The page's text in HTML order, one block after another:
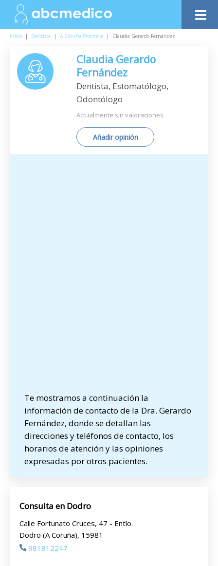
Inicio | Dentista | A Coruña Provincia | Claudia Gerardo Fernández
Claudia Gerardo
Fernández
Dentista, Estomatólogo,
Odontólogo
Actualmente sin valoraciones
Añadir opinión
Te mostramos a continuación la
información de contacto de la Dra. Gerardo
Fernández, donde se detallan las
direcciones y teléfonos de contacto, los
horarios de atención y las opiniones
expresadas por otros pacientes.
Consulta en Dodro
Calle Fortunato Cruces, 47 - Entlo.
Dodro (A Coruña), 15981
981812247